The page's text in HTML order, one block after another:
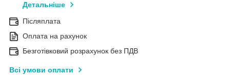
Детальніше
Післяплата
Оплата на рахунок
Безготівковий розрахунок без ПДВ
Всі умови оплати